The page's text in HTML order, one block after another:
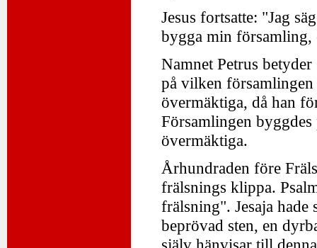
Jesus fortsatte: "Jag
bygga min församling,
Namnet Petrus
på vilken
övermäktiga, då han
Församlingen
övermäktiga.
Århundraden före
frälsnings klippa.
frälsning". Jesaja
beprövad sten, en